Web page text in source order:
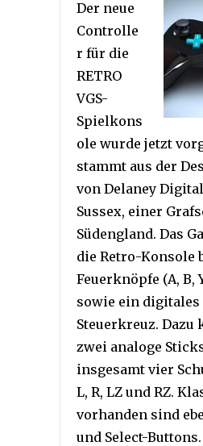
Der neue
Controlle
r für die
RETRO
VGS-
Spielkons
ole wurde jetzt
stammt aus der
von Delaney
Sussex, einer
Südengland. Das
die Retro-Konsole
Feuerknöpfe (A, B,
sowie ein digitales
Steuerkreuz. Dazu
zwei analoge
insgesamt vier
L, R, LZ und RZ.
vorhanden sind
und Select-